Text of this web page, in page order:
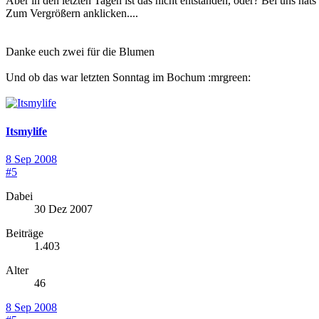
Zum Vergrößern anklicken....
Danke euch zwei für die Blumen
Und ob das war letzten Sonntag im Bochum :mrgreen:
Itsmylife
8 Sep 2008
#5
Dabei
30 Dez 2007
Beiträge
1.403
Alter
46
8 Sep 2008